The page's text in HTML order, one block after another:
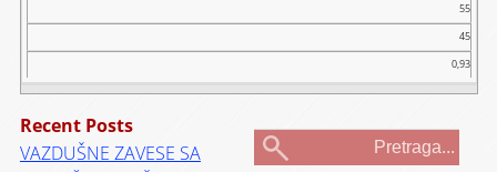
55
45
0,93
Recent Posts
VAZDUŠNE ZAVESE SA